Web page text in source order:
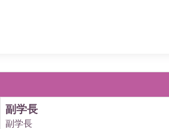
副学長
副学長